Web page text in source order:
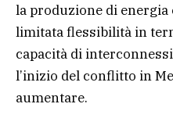
la produzione di energia
limitata flessibilità in
capacità di
l’inizio del conflitto in
aumentare.